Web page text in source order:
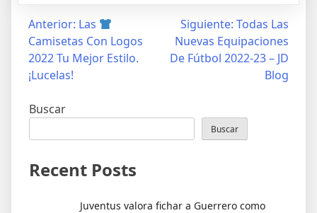
Navegación
entradas
Anterior: Las
Camisetas Con Logos
2022 Tu Mejor Estilo.
¡Lucelas!
Siguiente: Todas Las
Nuevas Equipaciones
De Fútbol 2022-23 – JD
Blog
Buscar
Buscar
Recent Posts
Juventus valora fichar a Guerrero como